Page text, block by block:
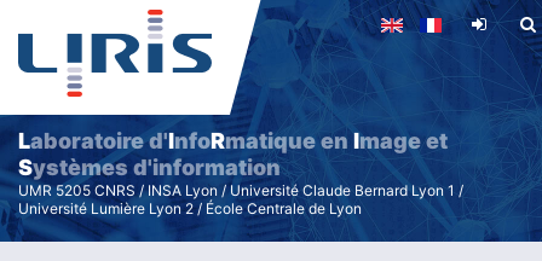
Aller
contenu
principal
Laboratoire d'InfoRmatique enImage et
Systèmes d'information
UMR 5205 CNRS / INSA Lyon / Université Claude Bernard Lyon 1 /
Université Lumière Lyon 2 / École Centrale de Lyon